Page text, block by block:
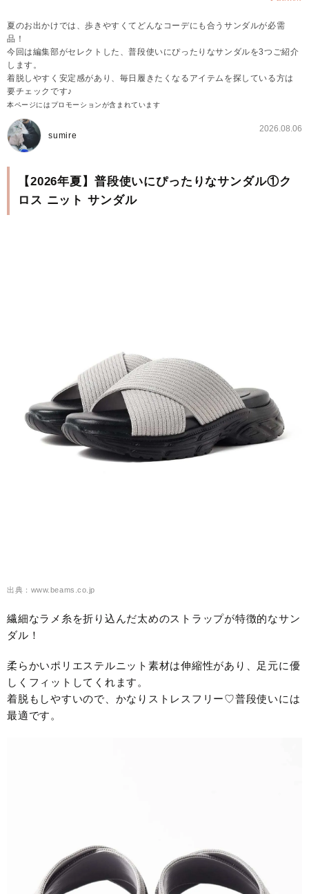
夏のお出かけでは、歩きやすくてどんなコーデにも合うサンダルが必需
品！
今回は編集部がセレクトした、普段使いにぴったりなサンダルを3つご紹介
します。
着脱しやすく安定感があり、毎日履きたくなるアイテムを探している方は
要チェックです♪
本ページにはプロモーションが含まれています
sumire
2026.08.06
【2026年夏】普段使いにぴったりなサンダル①ク
ロス ニット サンダル
出典：www.beams.co.jp
繊細なラメ糸を折り込んだ太めのストラップが特徴的なサン
ダル！
柔らかいポリエステルニット素材は伸縮性があり、足元に優
しくフィットしてくれます。
着脱もしやすいので、かなりストレスフリー♡普段使いには
最適です。